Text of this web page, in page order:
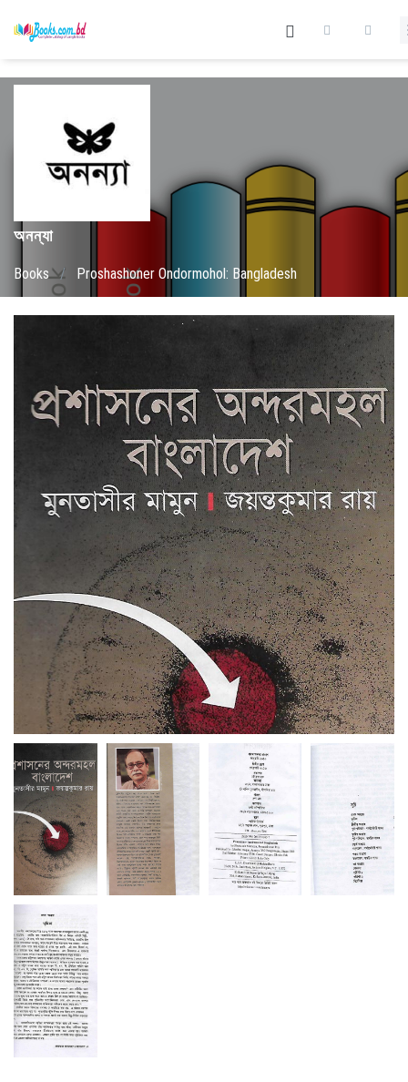
অনন্যা
Books / Proshashoner Ondormohol: Bangladesh